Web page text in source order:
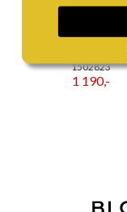
1502823
1 190,-